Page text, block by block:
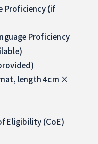
Proficiency (if
Proficiency
length 4cm ×
Eligibility (CoE)